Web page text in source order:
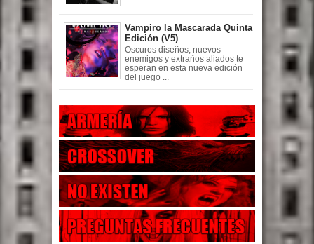
Vampiro la Mascarada Quinta
Edición (V5)
Oscuros diseños, nuevos
enemigos y extraños aliados te
esperan en esta nueva edición
del juego ...